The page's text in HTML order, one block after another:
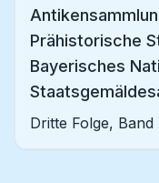
Prähistorische
Bayerisches
Dritte Folge, Band